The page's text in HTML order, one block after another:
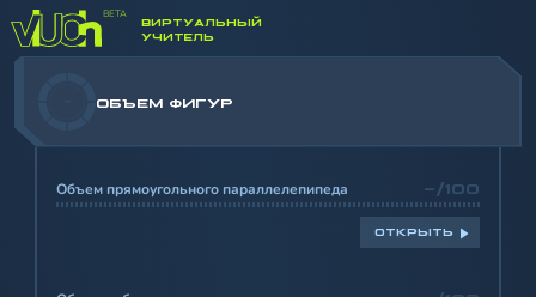
ВИРТУАЛЬНЫЙ
УЧИТЕЛЬ
ОБЪЕМ ФИГУР
Объем прямоугольного параллелепипеда -/100
ОТКРЫТЬ